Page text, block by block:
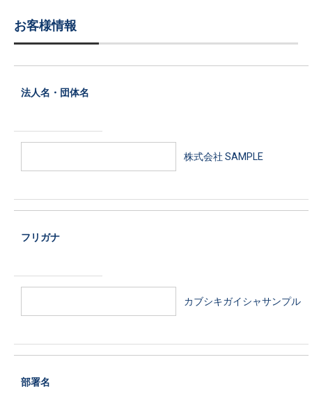
お客様情報
法人名・団体名
株式会社 SAMPLE
フリガナ
カブシキガイシャサンプル
部署名